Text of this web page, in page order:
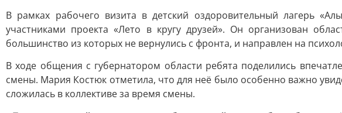
В рамках рабочего визита в детский оздоровительный лагерь
участниками проекта «Лето в кругу друзей». Он организован
большинство из которых не вернулись с фронта, и направлен на
В ходе общения с губернатором области ребята поделились
смены. Мария Костюк отметила, что для неё было особенно важно
сложилась в коллективе за время смены.